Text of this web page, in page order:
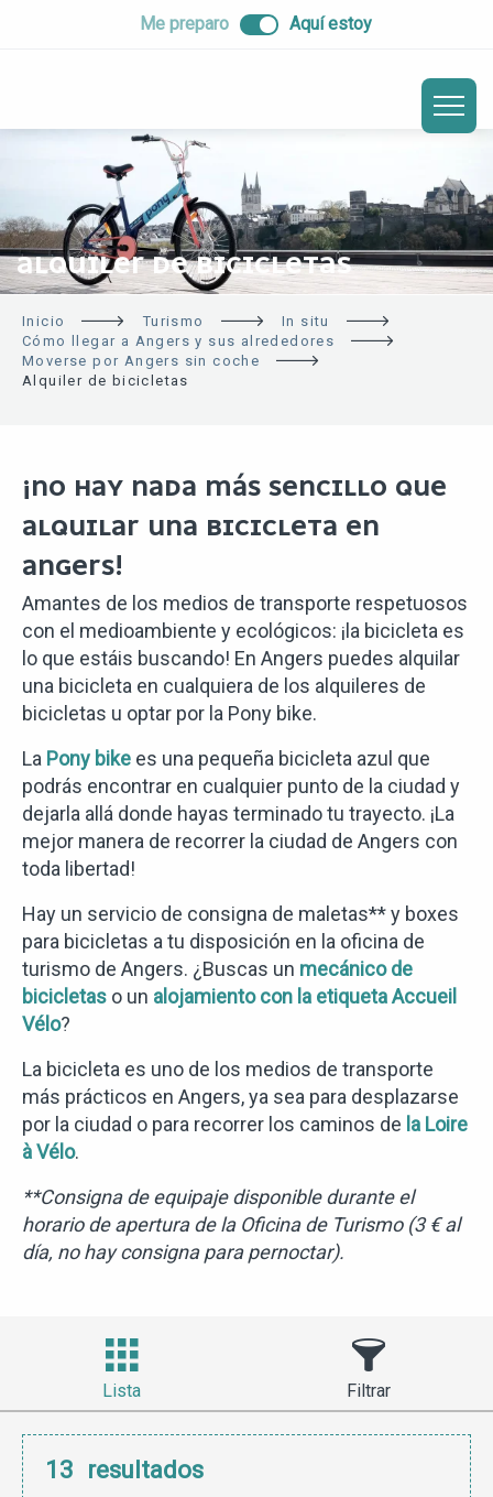
Me preparo Aquí estoy
ALQUILER DE BICICLETAS
Inicio Turismo
In situ
Cómo llegar a Angers y sus alrededores
Moverse por Angers sin coche
Alquiler de bicicletas
¡NO HAY NADA MÁS SENCILLO QUE
ALQUILAR UNA BICICLETA EN
ANGERS!
Amantes de los medios de transporte respetuosos
con el medioambiente y ecológicos: ¡la bicicleta es
lo que estáis buscando! En Angers puedes alquilar
una bicicleta en cualquiera de los alquileres de
bicicletas u optar por la Pony bike.
La Pony bike es una pequeña bicicleta azul que
podrás encontrar en cualquier punto de la ciudad y
dejarla allá donde hayas terminado tu trayecto. ¡La
mejor manera de recorrer la ciudad de Angers con
toda libertad!
Hay un servicio de consigna de maletas** y boxes
para bicicletas a tu disposición en la oficina de
turismo de Angers. ¿Buscas un mecánico de
bicicletas o un alojamiento con la etiqueta Accueil
Vélo?
La bicicleta es uno de los medios de transporte
más prácticos en Angers, ya sea para desplazarse
por la ciudad o para recorrer los caminos de la Loire
à Vélo.
**Consigna de equipaje disponible durante el
horario de apertura de la Oficina de Turismo (3 € al
día, no hay consigna para pernoctar).
Lista Filtrar
13 resultados